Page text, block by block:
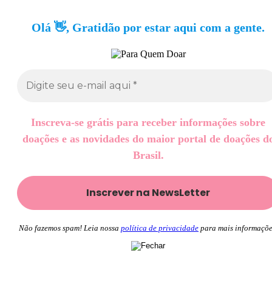
Olá 👋, Gratidão por estar aqui com a gente.
Inscreva-se grátis para receber informações sobre
doações e as novidades do maior portal de doações
Brasil.
Não fazemos spam! Leia nossa política de privacidade para mais